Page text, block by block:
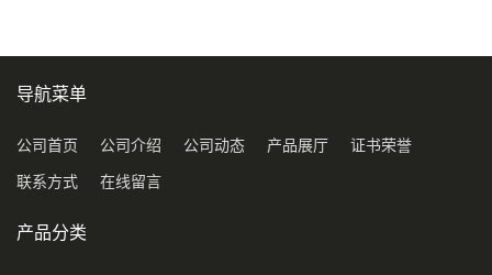
导航菜单
公司首页 公司介绍 公司动态 产品展厅 证书荣誉
联系方式 在线留言
产品分类